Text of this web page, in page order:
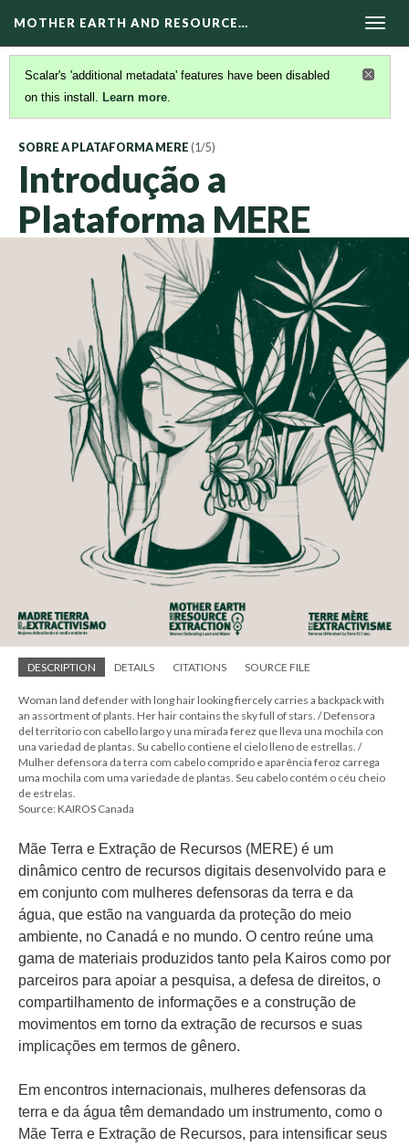
MOTHER EARTH AND RESOURCE…
Scalar's 'additional metadata' features have been disabled
on this install. Learn more.
SOBRE A PLATAFORMA MERE (1/5)
Introdução a
Plataforma MERE
DESCRIPTION DETAILS CITATIONS SOURCE FILE
Woman land defender with long hair looking fiercely carries a backpack with
an assortment of plants. Her hair contains the sky full of stars. / Defensora
del territorio con cabello largo y una mirada ferez que lleva una mochila con
una variedad de plantas. Su cabello contiene el cielo lleno de estrellas. /
Mulher defensora da terra com cabelo comprido e aparência feroz carrega
uma mochila com uma variedade de plantas. Seu cabelo contém o céu cheio
de estrelas.
Source: KAIROS Canada
Mãe Terra e Extração de Recursos (MERE) é um
dinâmico centro de recursos digitais desenvolvido para e
em conjunto com mulheres defensoras da terra e da
água, que estão na vanguarda da proteção do meio
ambiente, no Canadá e no mundo. O centro reúne uma
gama de materiais produzidos tanto pela Kairos como por
parceiros para apoiar a pesquisa, a defesa de direitos, o
compartilhamento de informações e a construção de
movimentos em torno da extração de recursos e suas
implicações em termos de gênero.
Em encontros internacionais, mulheres defensoras da
terra e da água têm demandado um instrumento, como o
Mãe Terra e Extração de Recursos, para intensificar seus